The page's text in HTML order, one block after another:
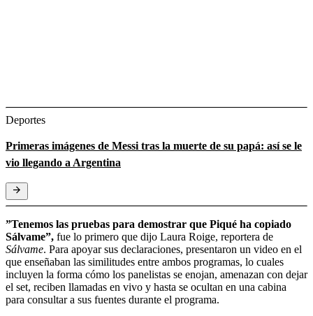
Deportes
Primeras imágenes de Messi tras la muerte de su papá: así se le
vio llegando a Argentina
”Tenemos las pruebas para demostrar que Piqué ha copiado
Sálvame”, fue lo primero que dijo Laura Roige, reportera de
Sálvame. Para apoyar sus declaraciones, presentaron un video en el
que enseñaban las similitudes entre ambos programas, lo cuales
incluyen la forma cómo los panelistas se enojan, amenazan con dejar
el set, reciben llamadas en vivo y hasta se ocultan en una cabina
para consultar a sus fuentes durante el programa.